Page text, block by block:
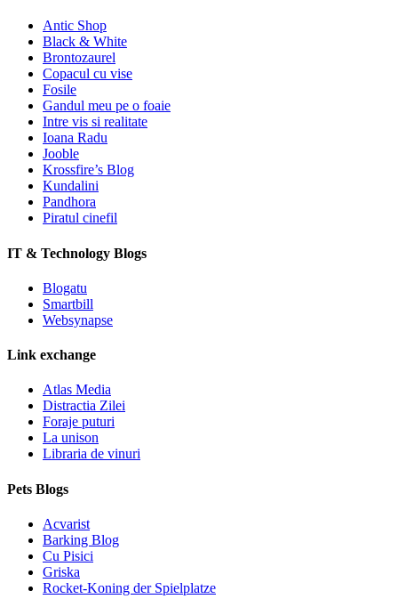
Antic Shop
Black & White
Brontozaurel
Copacul cu vise
Fosile
Gandul meu pe o foaie
Intre vis si realitate
Ioana Radu
Jooble
Krossfire’s Blog
Kundalini
Pandhora
Piratul cinefil
IT & Technology Blogs
Blogatu
Smartbill
Websynapse
Link exchange
Atlas Media
Distractia Zilei
Foraje puturi
La unison
Libraria de vinuri
Pets Blogs
Acvarist
Barking Blog
Cu Pisici
Griska
Rocket-Koning der Spielplatze